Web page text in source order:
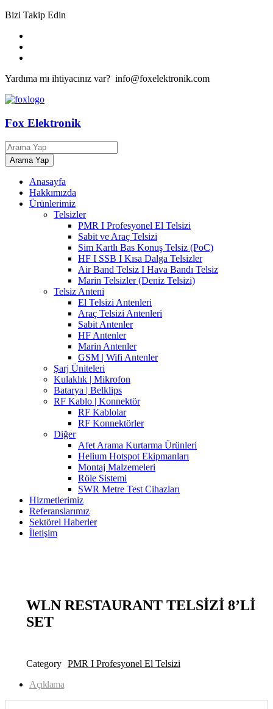
Bizi Takip Edin
Yardıma mı ihtiyacınız var? info@foxelektronik.com
Fox Elektronik
Anasayfa
Hakkımızda
Ürünlerimiz
Telsizler
PMR I Profesyonel El Telsizi
Sabit ve Araç Telsizi
Sim Kartlı Bas Konuş Telsiz (PoC)
HF I SSB I Kısa Dalga Telsizler
Air Band Telsiz I Hava Bandı Telsiz
Marin Telsizler (Deniz Telsizi)
Telsiz Anteni
El Telsizi Antenleri
Araç Telsizi Antenleri
Sabit Antenler
HF Antenler
Marin Antenler
GSM | Wifi Antenler
Şarj Üniteleri
Kulaklık | Mikrofon
Batarya | Belklips
RF Kablo | Konnektör
RF Kablolar
RF Konnektörler
Diğer
Afet Arama Kurtarma Ürünleri
Helium Hotspot Ekipmanları
Montaj Malzemeleri
Röle Sistemi
SWR Metre Test Cihazları
Hizmetlerimiz
Referanslarımız
Sektörel Haberler
İletişim
WLN RESTAURANT TELSİZİ 8’Lİ
SET
Category PMR I Profesyonel El Telsizi
Açıklama